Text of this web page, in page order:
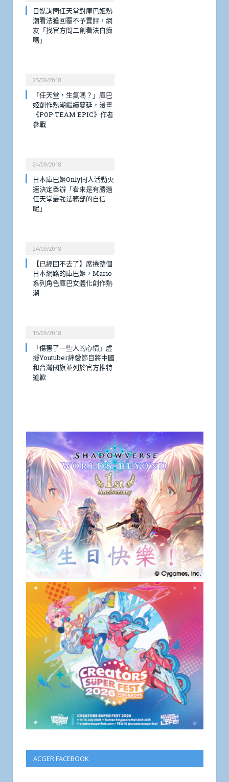
日媒詢問任天堂對庫巴姬熱
潮看法獲回覆不予置評，網
友「找官方問二創看法白痴
嗎」
25/09/2018
「任天堂，生氣嗎？」庫巴
姬創作熱潮繼續蔓延，漫畫
《POP TEAM EPIC》作者
參戰
24/09/2018
日本庫巴姬Only同人活動火
速決定舉辦「看來是有勝過
任天堂最強法務部的自信
呢」
24/09/2018
【已經回不去了】席捲整個
日本網路的庫巴姬，Mario
系列角色庫巴女體化創作熱
潮
15/09/2018
「傷害了一些人的心情」虛
擬Youtuber絆愛節目將中國
和台灣國旗並列於官方推特
道歉
ACGER FACEBOOK